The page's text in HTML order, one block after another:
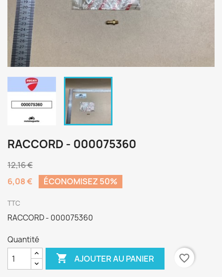
RACCORD - 000075360
12,16 €
6,08 €
ÉCONOMISEZ 50%
TTC
RACCORD - 000075360
Quantité
 AJOUTER AU PANIER favorite_border